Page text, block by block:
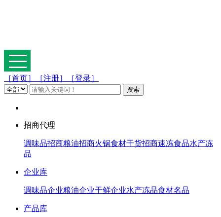
［首页］ ［注册］ ［登录］
招商代理
调味品招商粮油招商火锅食材干货招商速冻食品水产冻
品
企业库
调味品企业粮油企业干鲜企业水产冻品食材名品
产品库